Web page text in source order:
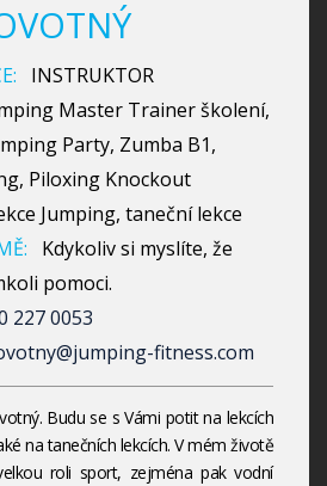
INSTRUKTOR
Master Trainer školení,
Party, Zumba B1,
Piloxing Knockout
Jumping, taneční lekce
Kdykoliv si myslíte, že
pomoci.
227 0053
fitness.com
Budu se s Vámi potit na lekcích
na tanečních lekcích. V mém životě
roli sport, zejména pak vodní